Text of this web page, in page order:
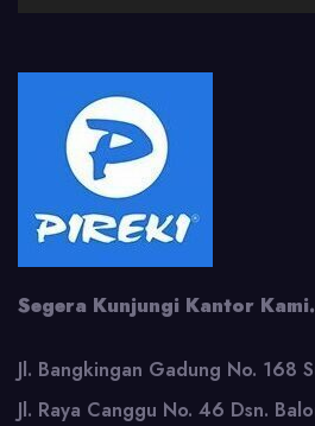
Segera Kunjungi Kantor Kami.
Jl. Bangkingan Gadung No. 168
Jl. Raya Canggu No. 46 Dsn.